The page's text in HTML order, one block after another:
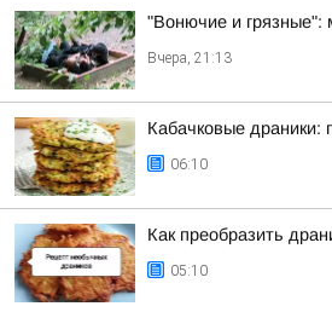
"Вонючие и грязные":
Вчера, 21:13
Кабачковые драники:
06:10
Как преобразить
05:10